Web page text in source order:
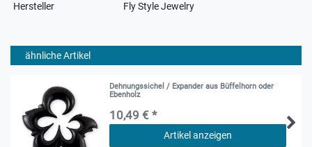
Hersteller
Fly Style Jewelry
ähnliche Artikel
Dehnungssichel / Expander aus Büffelhorn oder
Ebenholz
10,49 € *
Artikel anzeigen